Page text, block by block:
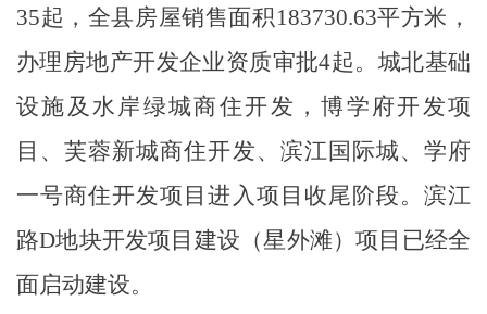
35起，全县房屋销售面积 183730.63平方米，
办理房地产开发企业资质审批4起。城北基础
设施及水岸绿城商住开发，博学府开发项
目、芙蓉新城商住开发、滨江国际城、学府
一号商住开发项目进入项目收尾阶段。滨江
路D地块开发项目建设（星外滩）项目已经全
面启动建设。